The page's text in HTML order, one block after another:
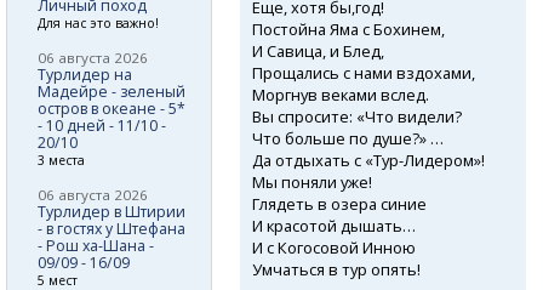
Еще, хотя бы,год!
Постойна Яма с Бохинем,
И Савица, и Блед,
Прощались с нами вздохами,
Моргнув веками вслед.
Вы спросите: «Что видели?
Что больше по душе?» …
Да отдыхать с «Тур-Лидером»!
Мы поняли уже!
Глядеть в озера синие
И красотой дышать…
И с Когосовой Инною
Умчаться в тур опять!
Личный поход
Для нас это важно!
06 августа 2026
Турлидер на
Мадейре - зеленый
остров в океане - 5*
- 10 дней - 11/10 -
20/10
3 места
06 августа 2026
Турлидер в Штирии
- в гостях у Штефана
- Рош ха-Шана -
09/09 - 16/09
5 мест